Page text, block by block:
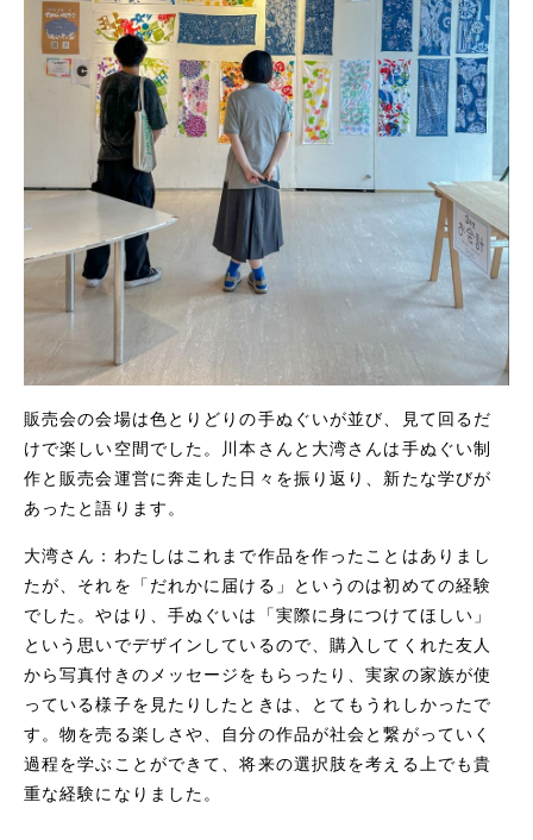
販売会の会場は色とりどりの手ぬぐいが並び、見て回るだ
けで楽しい空間でした。川本さんと大湾さんは手ぬぐい制
作と販売会運営に奔走した日々を振り返り、新たな学びが
あったと語ります。
大湾さん：わたしはこれまで作品を作ったことはありまし
たが、それを「だれかに届ける」というのは初めての経験
でした。やはり、手ぬぐいは「実際に身につけてほしい」
という思いでデザインしているので、購入してくれた友人
から写真付きのメッセージをもらったり、実家の家族が使
っている様子を見たりしたときは、とてもうれしかったで
す。物を売る楽しさや、自分の作品が社会と繋がっていく
過程を学ぶことができて、将来の選択肢を考える上でも貴
重な経験になりました。